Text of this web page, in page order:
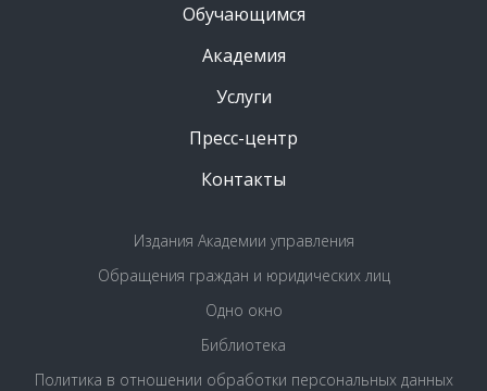
Обучающимся
Академия
Услуги
Пресс-центр
Контакты
Издания Академии управления
Обращения граждан и юридических лиц
Одно окно
Библиотека
Политика в отношении обработки персональных данных